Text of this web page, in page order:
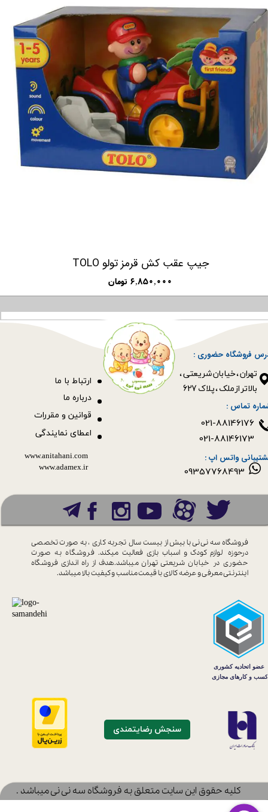
جیپ عقب کش قرمز تولو TOLO
۶,۸۵۰,۰۰۰ تومان
فروشگاه حضوری :
​​​​​​​تهران ، خیابان شریعتی ،
بالاتر از ملک ، پلاک 627​​​​​​​
قوانین و مقررات
ارتباط با ما
09357768493
درباره ما
اعطای نمایندگی
www.anitahani.com
www.ada​​​​​​​mex.ir
فروشگاه سه نی نی با بیش از بیست سال تجربه کاری ، به صورت تخصصی
درحوزه لوازم کودک و اسباب بازی فعالیت میکند. فروشگاه به صورت
حضوری در خیابان شریعتی تهران میباشد.هدف از راه اندازی فروشگاه
اینترنتی معرفی و عرضه کالای باقیمت مناسب و کیفیت بالا میباشد.
تماس :
واتس اپ :
سنجش رضایتمندی
​کلیه حقوق این سایت متعلق به فروشگاه سه نی نی میباشد .